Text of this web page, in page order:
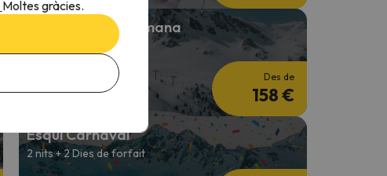
Esquí Cap de Setmana
2 nits + 2 Dies de forfait
Des de
158 €
Esquí Carnaval
2 nits + 2 Dies de forfait
Moltes gràcies.